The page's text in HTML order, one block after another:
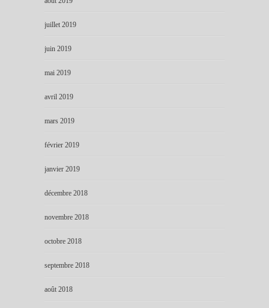
juillet 2019
juin 2019
mai 2019
avril 2019
mars 2019
février 2019
janvier 2019
décembre 2018
novembre 2018
octobre 2018
septembre 2018
août 2018